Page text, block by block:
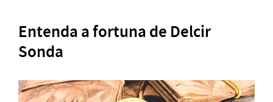
Entenda a fortuna de Delcir
Sonda